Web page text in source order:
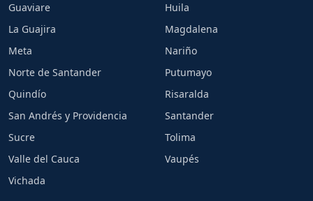
Guaviare
Huila
La Guajira
Magdalena
Meta
Nariño
Norte de Santander
Putumayo
Quindío
Risaralda
San Andrés y Providencia
Santander
Sucre
Tolima
Valle del Cauca
Vaupés
Vichada